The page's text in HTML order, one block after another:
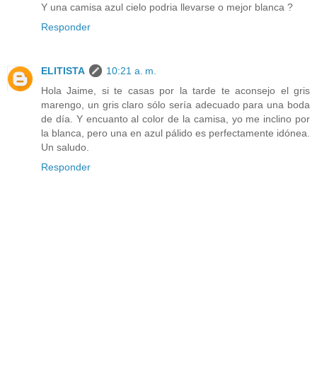
Y una camisa azul cielo podria llevarse o mejor blanca ?
Responder
ELITISTA
10:21 a. m.
Hola Jaime, si te casas por la tarde te aconsejo el gris
marengo, un gris claro sólo sería adecuado para una boda
de día. Y encuanto al color de la camisa, yo me inclino por
la blanca, pero una en azul pálido es perfectamente idónea.
Un saludo.
Responder